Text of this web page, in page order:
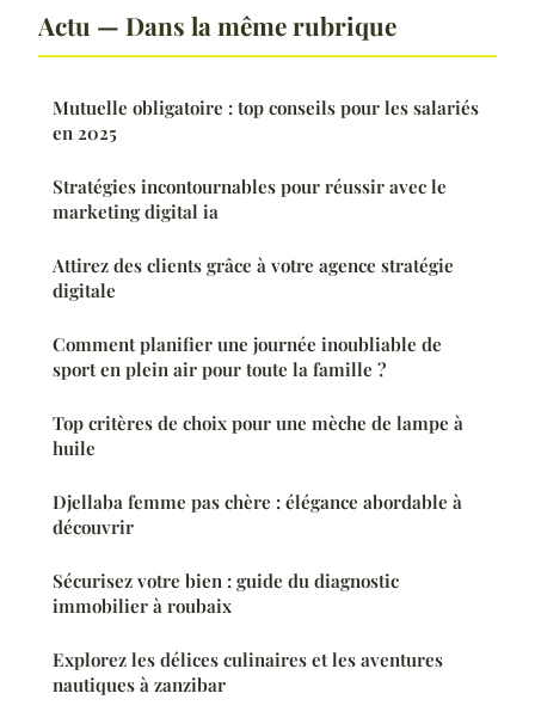
Actu — Dans la même rubrique
Mutuelle obligatoire : top conseils pour les salariés
en 2025
Stratégies incontournables pour réussir avec le
marketing digital ia
Attirez des clients grâce à votre agence stratégie
digitale
Comment planifier une journée inoubliable de
sport en plein air pour toute la famille ?
Top critères de choix pour une mèche de lampe à
huile
Djellaba femme pas chère : élégance abordable à
découvrir
Sécurisez votre bien : guide du diagnostic
immobilier à roubaix
Explorez les délices culinaires et les aventures
nautiques à zanzibar